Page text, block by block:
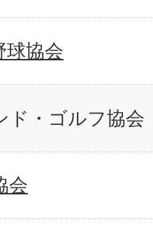
球協会
ド・ゴルフ協会
会